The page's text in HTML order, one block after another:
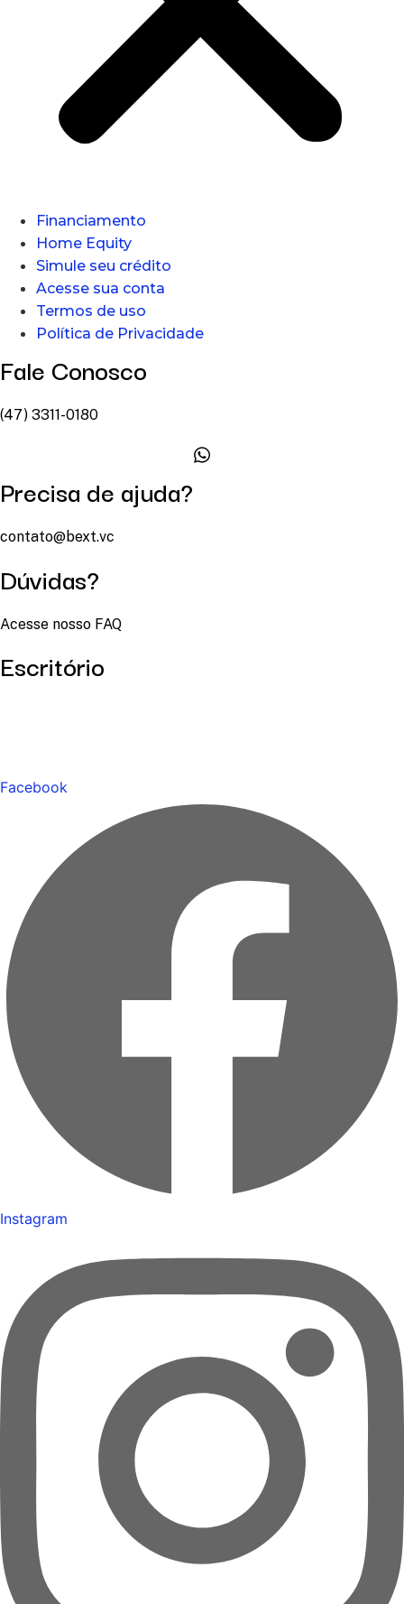
Financiamento
Home Equity
Simule seu crédito
Acesse sua conta
Termos de uso
Política de Privacidade
Fale Conosco
(47) 3311-0180
Precisa de ajuda?
contato@bext.vc
Dúvidas?
Acesse nosso FAQ
Escritório
Facebook
Instagram